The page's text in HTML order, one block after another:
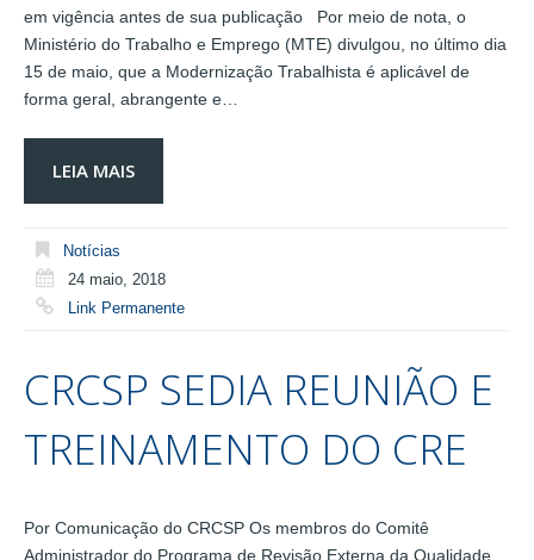
em vigência antes de sua publicação Por meio de nota, o
Ministério do Trabalho e Emprego (MTE) divulgou, no último dia
15 de maio, que a Modernização Trabalhista é aplicável de
forma geral, abrangente e…
LEIA MAIS
Notícias
24 maio, 2018
Link Permanente
CRCSP SEDIA REUNIÃO E
TREINAMENTO DO CRE
Por Comunicação do CRCSP Os membros do Comitê
Administrador do Programa de Revisão Externa da Qualidade